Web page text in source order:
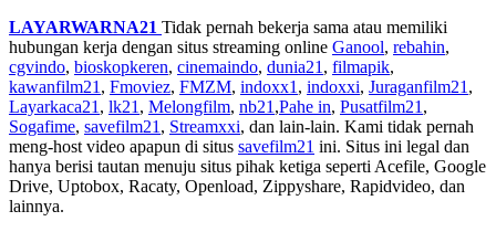
LAYARWARNA21 Tidak pernah bekerja sama atau memiliki
hubungan kerja dengan situs streaming online Ganool, rebahin,
cgvindo, bioskopkeren, cinemaindo, dunia21 , filmapik,
kawanfilm21 , Fmoviez, FMZM, indoxx1 , indoxxi, Juraganfilm21 ,
Layarkaca21 , lk21 , Melongfilm, nb21 ,Pahe in, Pusatfilm21 ,
Sogafime, savefilm21 , Streamxxi, dan lain-lain. Kami tidak pernah
meng-host video apapun di situs savefilm21 ini. Situs ini legal dan
hanya berisi tautan menuju situs pihak ketiga seperti Acefile, Google
Drive, Uptobox, Racaty, Openload, Zippyshare, Rapidvideo, dan
lainnya.